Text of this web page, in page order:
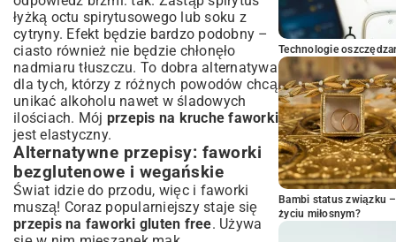
łyżką octu spirytusowego lub soku z
cytryny. Efekt będzie bardzo podobny –
ciasto również nie będzie chłonęło
nadmiaru tłuszczu. To dobra alternatywa
dla tych, którzy z różnych powodów chcą
unikać alkoholu nawet w śladowych
ilościach. Mój przepis na kruche faworki
jest elastyczny.
Alternatywne przepisy: faworki
bezglutenowe i wegańskie
Świat idzie do przodu, więc i faworki
muszą! Coraz popularniejszy staje się
przepis na faworki gluten free. Używa
Technologie
Bambi status związku
życiu miłosnym?